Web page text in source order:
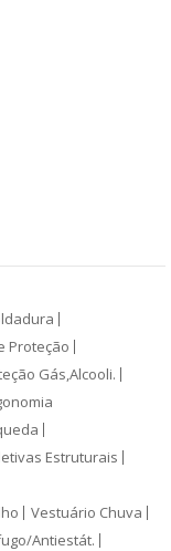
Proteção
Gás,Alcooli.
Estruturais
Vestuário Chuva
Antiestát.